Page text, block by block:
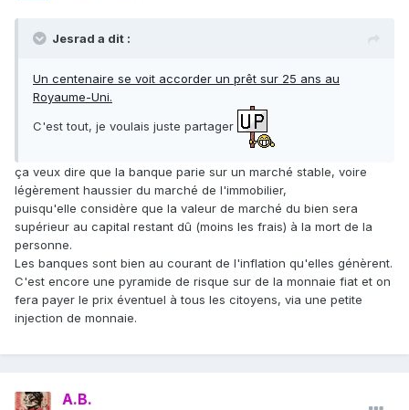
Jesrad a dit :
Un centenaire se voit accorder un prêt sur 25 ans au
Royaume-Uni.
C'est tout, je voulais juste partager
ça veux dire que la banque parie sur un marché stable, voire
légèrement haussier du marché de l'immobilier,
puisqu'elle considère que la valeur de marché du bien sera
supérieur au capital restant dû (moins les frais) à la mort de la
personne.
Les banques sont bien au courant de l'inflation qu'elles génèrent.
C'est encore une pyramide de risque sur de la monnaie fiat et on
fera payer le prix éventuel à tous les citoyens, via une petite
injection de monnaie.
A.B.